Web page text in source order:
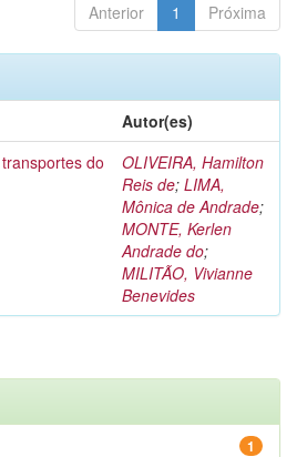
Anterior 1 Próxima
Autor(es)
do
OLIVEIRA, Hamilton
Reis de; LIMA,
Mônica de Andrade;
MONTE, Kerlen
Andrade do;
MILITÃO, Vivianne
Benevides
1